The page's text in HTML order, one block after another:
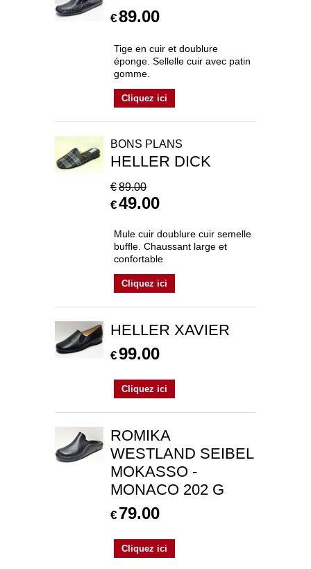
€89.00
Tige en cuir et doublure
éponge. Sellelle cuir avec patin
gomme.
Cliquez ici
BONS PLANS
HELLER DICK
€89.00
€49.00
Mule cuir doublure cuir semelle
buffle. Chaussant large et
confortable
Cliquez ici
HELLER XAVIER
€99.00
Cliquez ici
ROMIKA
WESTLAND SEIBEL
MOKASSO -
MONACO 202 G
€ 79.00
Cliquez ici